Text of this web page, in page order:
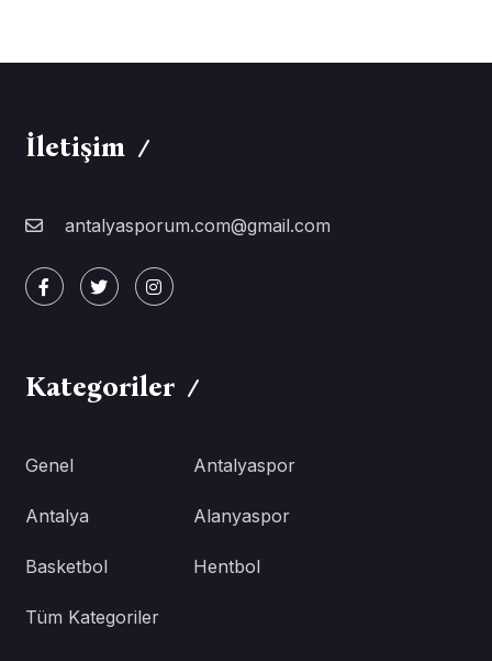
İletişim
antalyasporum.com@gmail.com
Kategoriler
Genel Antalyaspor
Antalya Alanyaspor
Basketbol Hentbol
Tüm Kategoriler